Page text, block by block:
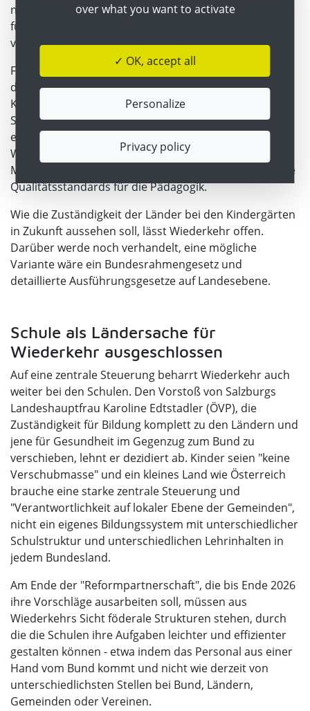
nur die Elementarpädagog:innen aus, die in der Regel
für die Gruppenführung in Kindergarten oder Krippe
verantwortlich sind.
Für das Assistenzpersonal geben hingegen die Länder
die Regeln vor– mit dem Effekt, dass eine
Kindergartenassistentin mit einer Ausbildung in der
Steiermark wegen unterschiedlicher Standards nicht
einmal im benachbarten K
Wiederkehr fordert daher einheitliche Berufsgruppen,
Mindestanforderungen für die Ausbildungen und klare
Qualitätsstandards für die Pädagogik.
Wie die Zuständigkeit der Länder bei den Kindergärten
in Zukunft aussehen soll, lässt Wiederkehr offen.
Darüber werde noch verhandelt, eine mögliche
Variante wäre ein Bundesrahmengesetz und
detaillierte Ausführungsgesetze auf Landesebene.
Schule als Ländersache für
Wiederkehr ausgeschlossen
Auf eine zentrale Steuerung beharrt Wiederkehr auch
weiter bei den Schulen. Den Vorstoß von Salzburgs
Landeshauptfrau Karoline Edtstadler (ÖVP), die
Zuständigkeit für Bildung komplett zu den Ländern und
jene für Gesundheit im Gegenzug zum Bund zu
verschieben, lehnt er dezidiert ab. Kinder seien "keine
Verschubmasse" und ein kleines Land wie Österreich
brauche eine starke zentrale Steuerung und
"Verantwortlichkeit auf lokaler Ebene der Gemeinden",
nicht ein eigenes Bildungssystem mit unterschiedlicher
Schulstruktur und unterschiedlichen Lehrinhalten in
jedem Bundesland.
Am Ende der "Reformpartnerschaft", die bis Ende 2026
ihre Vorschläge ausarbeiten soll, müssen aus
Wiederkehrs Sicht föderale Strukturen stehen, durch
die die Schulen ihre Aufgaben leichter und effizienter
gestalten können - etwa indem das Personal aus einer
Hand vom Bund kommt und nicht wie derzeit von
unterschiedlichsten Stellen bei Bund, Ländern,
Gemeinden oder Vereinen.
over what you want to activate
✓ OK, accept all
Personalize
Privacy policy